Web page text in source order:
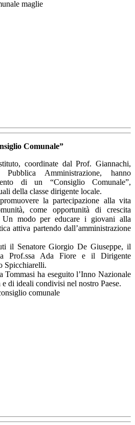
Comunale”
coordinate dal Prof. Giannachi,
Amministrazione, hanno
di un “Consiglio Comunale”,
della classe dirigente locale.
la partecipazione alla vita
come opportunità di crescita
Un modo per educare i giovani alla
attiva partendo dall’amministrazione
il Senatore Giorgio De Giuseppe, il
Prof.ssa Ada Fiore e il Dirigente
Spicchiarelli.
Tommasi ha eseguito l’Inno Nazionale
di ideali condivisi nel nostro Paese.